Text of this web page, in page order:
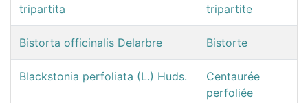
tripartita
tripartite
Bistorta officinalis Delarbre Bistorte
Blackstonia perfoliata (L.) Huds.
Centaurée
perfoliée